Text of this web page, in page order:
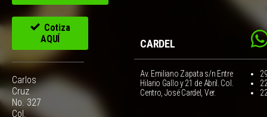
Cotiza
AQUÍ
Carlos
Cruz
No. 327
Col.
CARDEL
Av. Emiliano Zapata s/n Entre
Hilario Gallo y 21 de Abril. Col.
Centro, José Cardel, Ver.